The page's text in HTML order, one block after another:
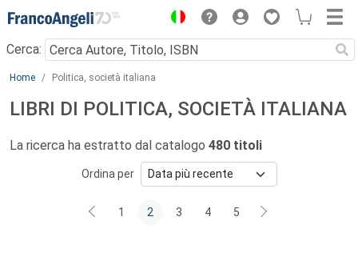
Menu
Cerca:
Main content
Home Politica, società italiana
LIBRI DI POLITICA, SOCIETÀ ITALIANA
La ricerca ha estratto dal catalogo 480 titoli
Ordina per
1 2 3 4 5